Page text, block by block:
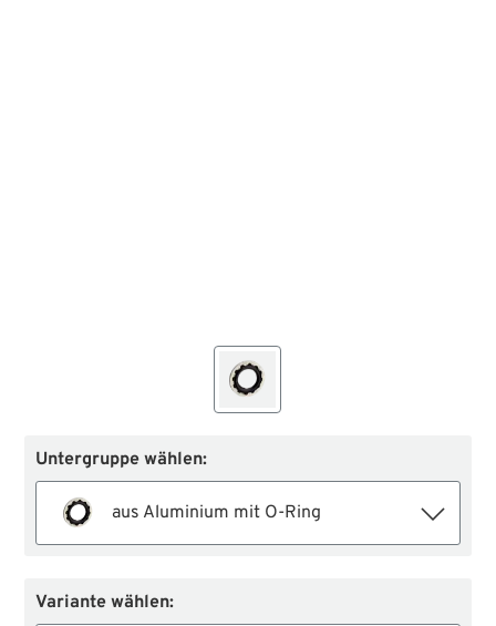
Untergruppe wählen:
aus Aluminium mit O-Ring
Variante wählen: